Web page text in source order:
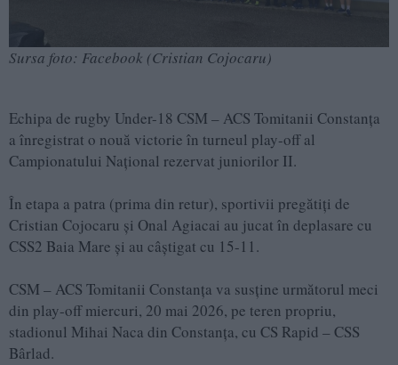
Sursa foto: Facebook (Cristian Cojocaru)
Echipa de rugby Under-18 CSM – ACS Tomitanii Constanța
a înregistrat o nouă victorie în turneul play-off al
Campionatului Național rezervat juniorilor II.
În etapa a patra (prima din retur), sportivii pregătiți de
Cristian Cojocaru și Onal Agiacai au jucat în deplasare cu
CSS2 Baia Mare și au câștigat cu 15-11.
CSM – ACS Tomitanii Constanța va susține următorul meci
din play-off miercuri, 20 mai 2026, pe teren propriu,
stadionul Mihai Naca din Constanța, cu CS Rapid – CSS
Bârlad.